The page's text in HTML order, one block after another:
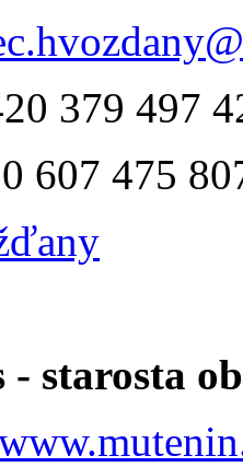
379 497
607 475
- starosta